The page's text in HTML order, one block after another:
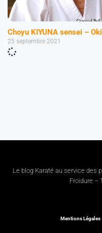
Choyu KIYUNA sensei –
25 septembre 2021
Le blog Karaté au service des
Froidure –
Mentions Légales